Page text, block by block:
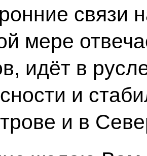
связи
мере
идёт в
и
и в